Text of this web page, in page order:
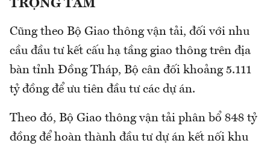
TRỌNG TÂM
Cũng theo Bộ Giao thông vận tải, đối với nhu
cầu đầu tư kết cấu hạ tầng giao thông trên địa
bàn tỉnh Đồng Tháp, Bộ cân đối khoảng 5.111
tỷ đồng để ưu tiên đầu tư các dự án.
Theo đó, Bộ Giao thông vận tải phân bổ 848 tỷ
đồng để hoàn thành đầu tư dự án kết nối khu